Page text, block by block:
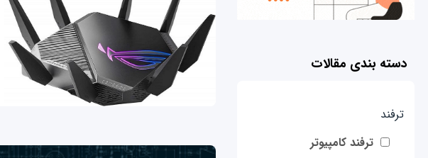
دسته بندی مقالات
ترفند
ترفند کامپیوتر